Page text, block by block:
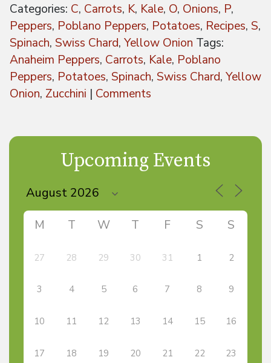
Categories: C, Carrots, K, Kale, O, Onions, P,
Peppers, Poblano Peppers, Potatoes, Recipes, S,
Spinach, Swiss Chard, Yellow Onion Tags:
Anaheim Peppers, Carrots, Kale, Poblano
Peppers, Potatoes, Spinach, Swiss Chard, Yellow
Onion, Zucchini | Comments
Upcoming Events
M T W T F S S
27 28 29 30 31 1 2
3 4 5 6 7 8 9
10 11 12 13 14 15 16
17 18 19 20 21 22 23